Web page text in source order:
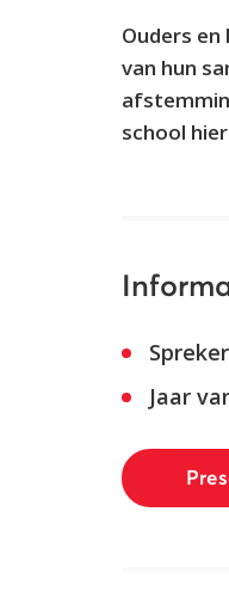
Ouders
van hun
school
Jaar